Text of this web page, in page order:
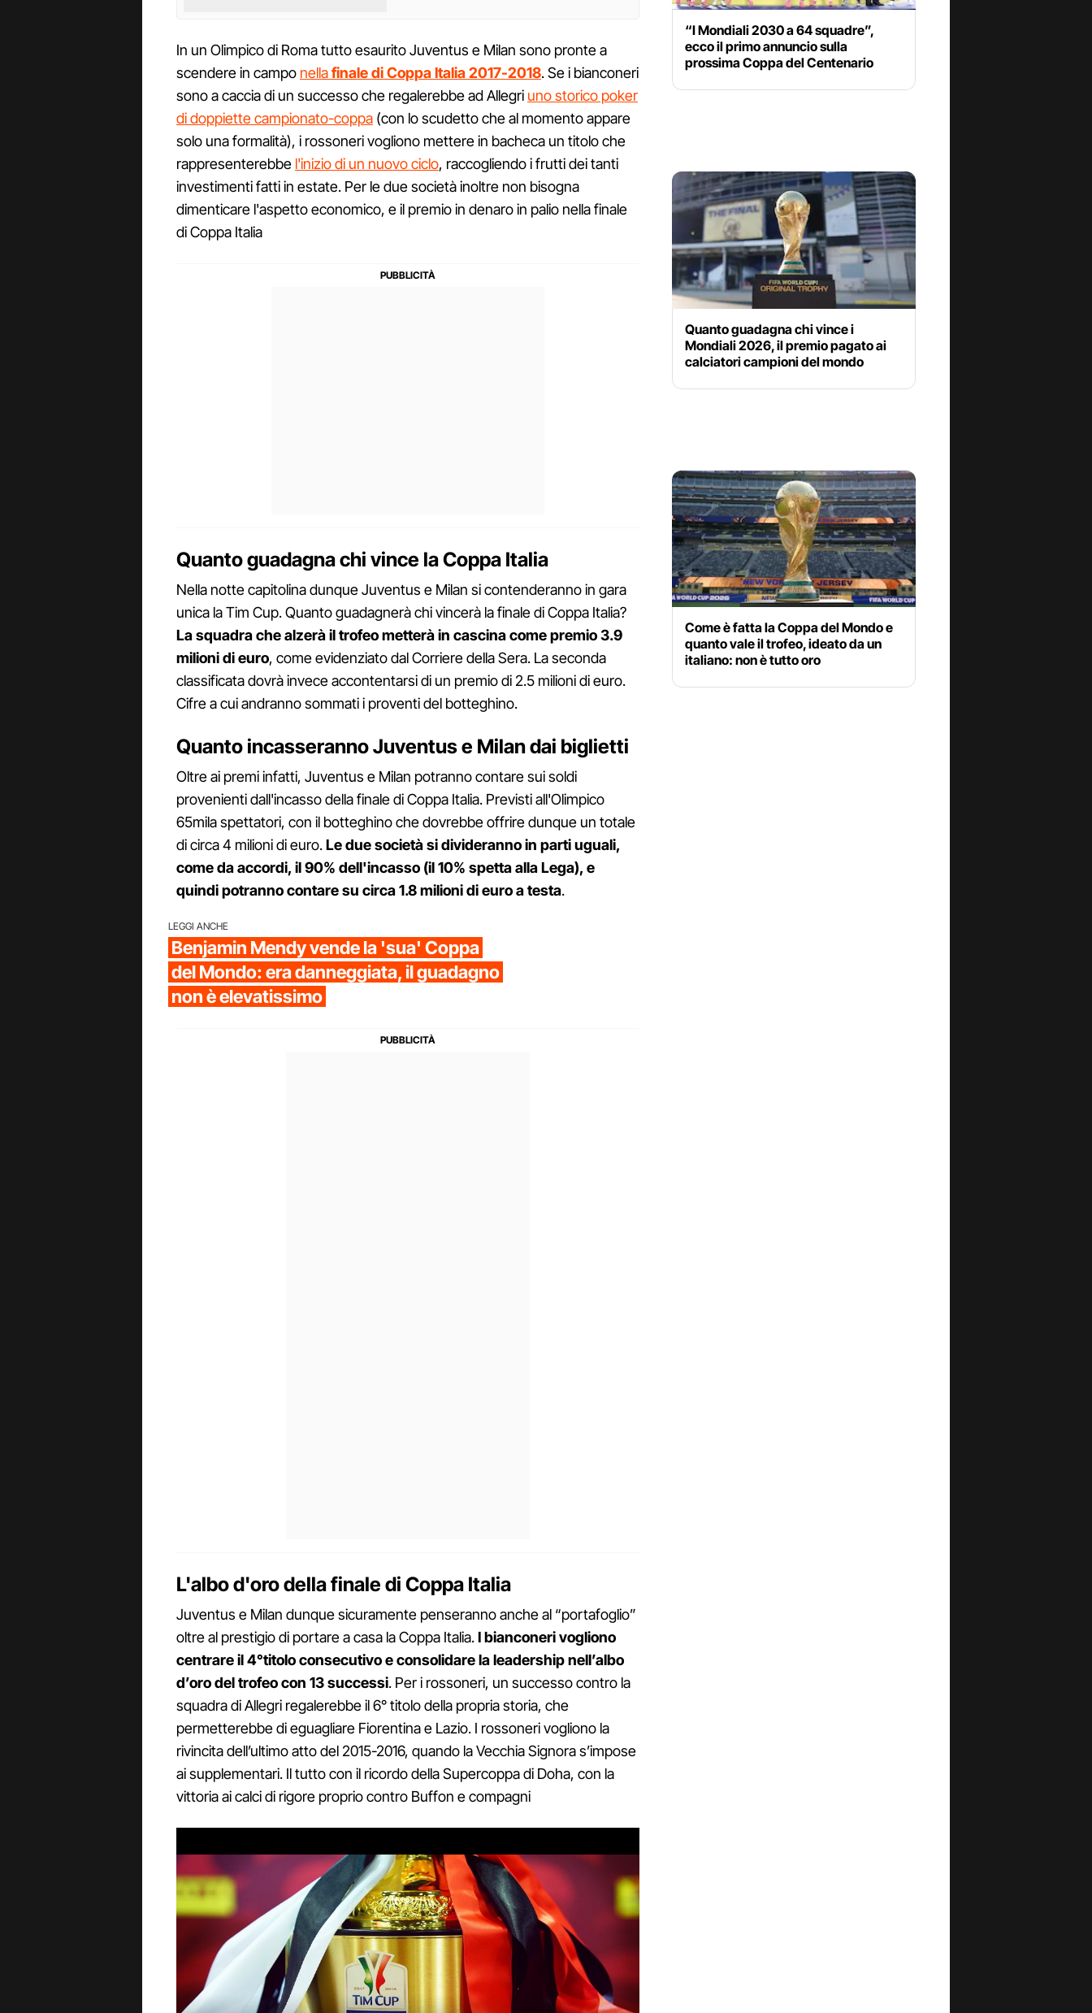
In un Olimpico di Roma tutto esaurito Juventus e Milan sono pronte a
scendere in campo nellafinale di Coppa Italia 2017-2018. Se i bianconeri
sono a caccia di un successo che regalerebbe ad Allegri uno storico poker
di doppiette campionato-coppa (con lo scudetto che al momento appare
solo una formalità), i rossoneri vogliono mettere in bacheca un titolo che
rappresenterebbe l'inizio di un nuovo ciclo, raccogliendo i frutti dei tanti
investimenti fatti in estate. Per le due società inoltre non bisogna
dimenticare l'aspetto economico, e il premio in denaro in palio nella finale
di Coppa Italia
Quanto guadagna chi vince la Coppa Italia
Nella notte capitolina dunque Juventus e Milan si contenderanno in gara
unica la Tim Cup. Quanto guadagnerà chi vincerà la finale di Coppa Italia?
La squadra che alzerà il trofeo metterà in cascina come premio 3.9
milioni di euro, come evidenziato dal Corriere della Sera. La seconda
classificata dovrà invece accontentarsi di un premio di 2.5 milioni di euro.
Cifre a cui andranno sommati i proventi del botteghino.
Quanto incasseranno Juventus e Milan dai biglietti
Oltre ai premi infatti, Juventus e Milan potranno contare sui soldi
provenienti dall'incasso della finale di Coppa Italia. Previsti all'Olimpico
65mila spettatori, con il botteghino che dovrebbe offrire dunque un totale
di circa 4 milioni di euro.Le due società si divideranno in parti uguali,
come da accordi, il 90% dell'incasso (il 10% spetta alla Lega), e
quindi potranno contare su circa 1.8 milioni di euro a testa.
LEGGI ANCHE
Benjamin Mendy vende la 'sua' Coppa
del Mondo: era danneggiata, il guadagno
non è elevatissimo
L'albo d'oro della finale di Coppa Italia
Juventus e Milan dunque sicuramente penseranno anche al “portafoglio”
oltre al prestigio di portare a casa la Coppa Italia.I bianconeri vogliono
centrare il 4°titolo consecutivo e consolidare la leadership nell’albo
d’oro del trofeo con 13 successi. Per i rossoneri, un successo contro la
squadra di Allegri regalerebbe il 6° titolo della propria storia, che
permetterebbe di eguagliare Fiorentina e Lazio. I rossoneri vogliono la
rivincita dell’ultimo atto del 2015-2016, quando la Vecchia Signora s’impose
ai supplementari. Il tutto con il ricordo della Supercoppa di Doha, con la
vittoria ai calci di rigore proprio contro Buffon e compagni
“I Mondiali 2030 a 64 squadre”,
ecco il primo annuncio sulla
prossima Coppa del Centenario
Quanto guadagna chi vince i
Mondiali 2026, il premio pagato ai
calciatori campioni del mondo
Come è fatta la Coppa del Mondo e
quanto vale il trofeo, ideato da un
italiano: non è tutto oro